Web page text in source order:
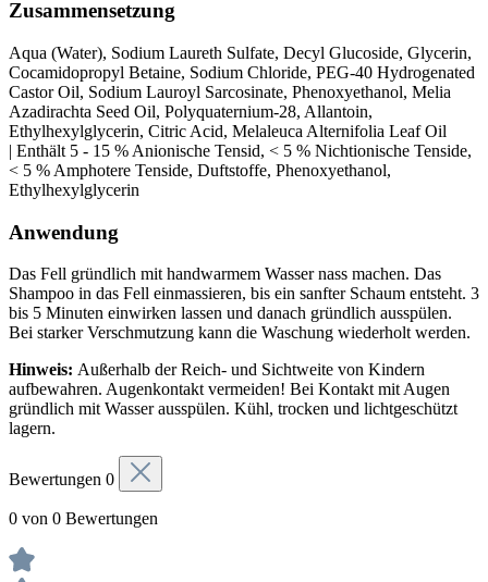
Zusammensetzung
Aqua (Water), Sodium Laureth Sulfate, Decyl Glucoside, Glycerin,
Cocamidopropyl Betaine, Sodium Chloride, PEG-40 Hydrogenated
Castor Oil, Sodium Lauroyl Sarcosinate, Phenoxyethanol, Melia
Azadirachta Seed Oil, Polyquaternium-28, Allantoin,
Ethylhexylglycerin, Citric Acid, Melaleuca Alternifolia Leaf Oil
| Enthält 5 - 15 % Anionische Tensid, < 5 % Nichtionische Tenside,
< 5 % Amphotere Tenside, Duftstoffe, Phenoxyethanol,
Ethylhexylglycerin
Anwendung
Das Fell gründlich mit handwarmem Wasser nass machen. Das
Shampoo in das Fell einmassieren, bis ein sanfter Schaum entsteht. 3
bis 5 Minuten einwirken lassen und danach gründlich ausspülen.
Bei starker Verschmutzung kann die Waschung wiederholt werden.
Hinweis: Außerhalb der Reich- und Sichtweite von Kindern
aufbewahren. Augenkontakt vermeiden! Bei Kontakt mit Augen
gründlich mit Wasser ausspülen. Kühl, trocken und lichtgeschützt
lagern.
Bewertungen 0
0 von 0 Bewertungen